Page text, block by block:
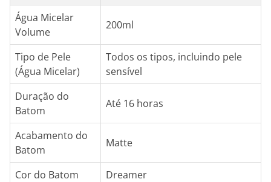
Água Micelar
Volume
200ml
Tipo de Pele
(Água Micelar)
Todos os tipos, incluindo pele
sensível
Duração do
Batom
Até 16 horas
Acabamento do
Batom
Matte
Cor do Batom Dreamer